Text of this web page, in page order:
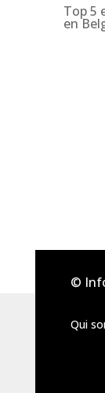
Top 5
en
©
Qui